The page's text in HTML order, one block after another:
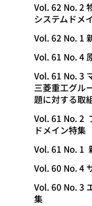
Vol. 62 No. 2
システムドメ
Vol. 62 No. 1
Vol. 61 No. 4
Vol. 61 No. 3
三菱重工グル
題に対する取
Vol. 61 No. 2
ドメイン特集
Vol. 61 No. 1
Vol. 60 No. 4
Vol. 60 No. 3
集